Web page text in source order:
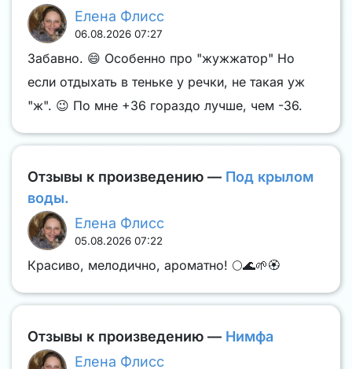
Елена Флисс
06.08.2026 07:27
Забавно. 😄 Особенно про "жужжатор" Но
если отдыхать в теньке у речки, не такая уж
"ж". 😉 По мне +36 гораздо лучше, чем -36.
Отзывы к произведению — Под крылом
воды.
Елена Флисс
05.08.2026 07:22
Красиво, мелодично, ароматно! 🌕🌊🌱🏵️
Отзывы к произведению — Нимфа
Елена Флисс